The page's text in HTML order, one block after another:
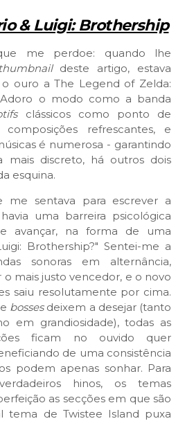
& Luigi: Brothership
me perdoe: quando lhe
thumbnail deste artigo, estava
ouro a The Legend of Zelda:
o modo como a banda
clássicos como ponto de
refrescantes, e
é numerosa - garantindo
mais discreto, há outros dois
esquina.
me sentava para escrever a
uma barreira psicológica
avançar, na forma de uma
Brothership?" Sentei-me a
sonoras em alternância,
mais justo vencedor, e o novo
saiu resolutamente por cima.
bosses deixem a desejar (tanto
em grandiosidade), todas as
ficam no ouvido quer
de uma consistência
podem apenas sonhar. Para
hinos, os temas
as secções em que são
tema de Twistee Island puxa